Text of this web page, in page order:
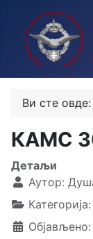
Ви сте овде:
КАМС
Детаљи
Аутор:
Категорија: